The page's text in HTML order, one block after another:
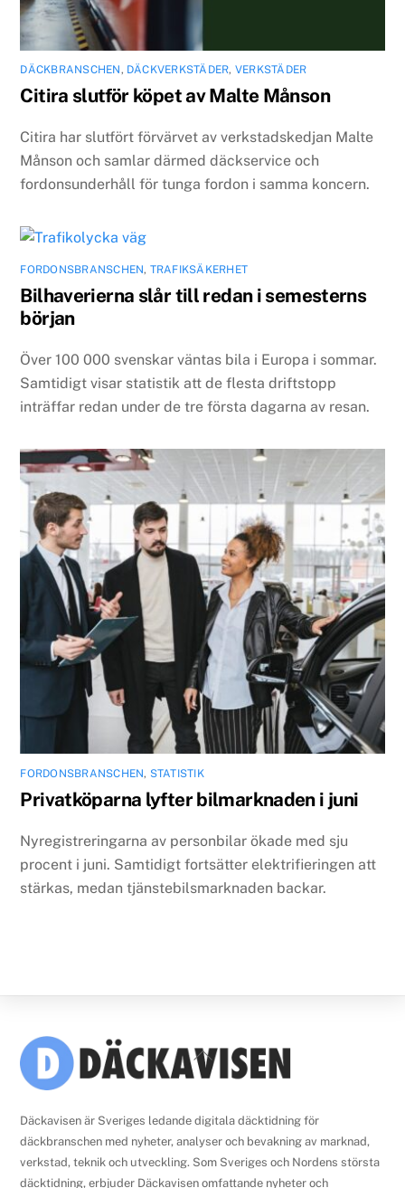
DÄCKBRANSCHEN, DÄCKVERKSTÄDER, VERKSTÄDER
Citira slutför köpet av Malte Månson
Citira har slutfört förvärvet av verkstadskedjan Malte
Månson och samlar därmed däckservice och
fordonsunderhåll för tunga fordon i samma koncern.
FORDONSBRANSCHEN, TRAFIKSÄKERHET
Bilhaverierna slår till redan i semesterns
början
Över 100 000 svenskar väntas bila i Europa i sommar.
Samtidigt visar statistik att de flesta driftstopp
inträffar redan under de tre första dagarna av resan.
FORDONSBRANSCHEN, STATISTIK
Privatköparna lyfter bilmarknaden i juni
Nyregistreringarna av personbilar ökade med sju
procent i juni. Samtidigt fortsätter elektrifieringen att
stärkas, medan tjänstebilsmarknaden backar.
Back
To
Däckavisen är Sveriges ledande digitala däcktidning för
däckbranschen med nyheter, analyser och bevakning av marknad,
verkstad, teknik och utveckling. Som Sveriges och Nordens största
däcktidning, erbjuder Däckavisen omfattande nyheter och